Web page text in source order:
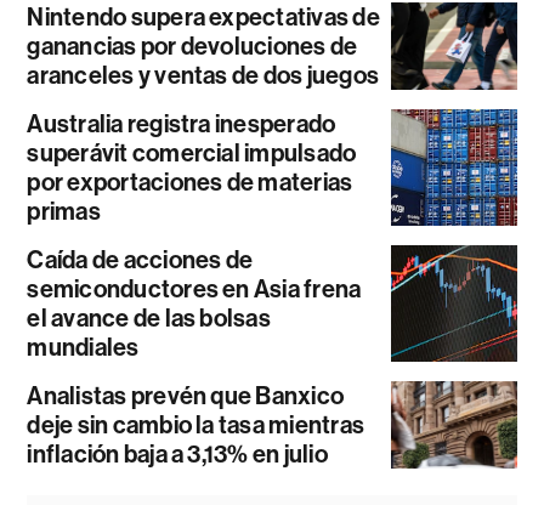
Nintendo supera expectativas de
ganancias por devoluciones de
aranceles y ventas de dos juegos
Australia registra inesperado
superávit comercial impulsado
por exportaciones de materias
primas
Caída de acciones de
semiconductores en Asia frena
el avance de las bolsas
mundiales
Analistas prevén que Banxico
deje sin cambio la tasa mientras
inflación baja a 3,13% en julio